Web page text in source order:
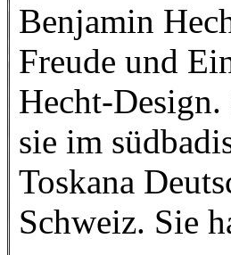
Benjamin
Freude und
Hecht-
sie im
Toskana
Schweiz. Sie